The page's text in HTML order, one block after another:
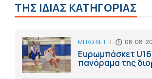
ΤΗΣ ΙΔΙΑΣ ΚΑΤΗΓΟΡΙΑΣ
ΜΠΑΣΚΕΤ | 08-08-
Ευρωμπάσκετ
πανόραμα της